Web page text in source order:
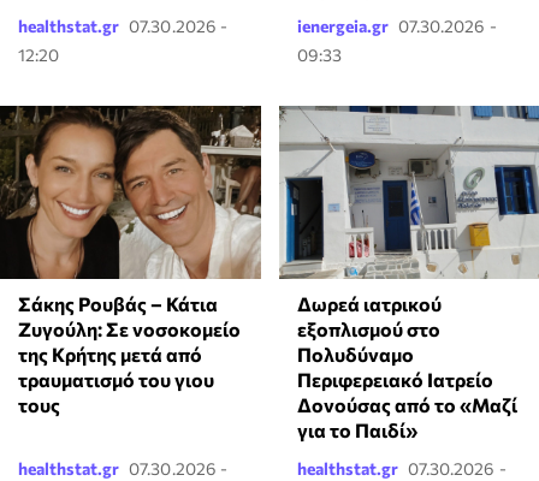
healthstat.gr 07.30.2026 -
12:20
ienergeia.gr 07.30.2026 -
09:33
Σάκης Ρουβάς – Κάτια
Ζυγούλη: Σε νοσοκομείο
της Κρήτης μετά από
τραυματισμό του γιου
τους
healthstat.gr 07.30.2026 -
Δωρεά ιατρικού
εξοπλισμού στο
Πολυδύναμο
Περιφερειακό Ιατρείο
Δονούσας από το «Μαζί
για το Παιδί»
healthstat.gr 07.30.2026 -